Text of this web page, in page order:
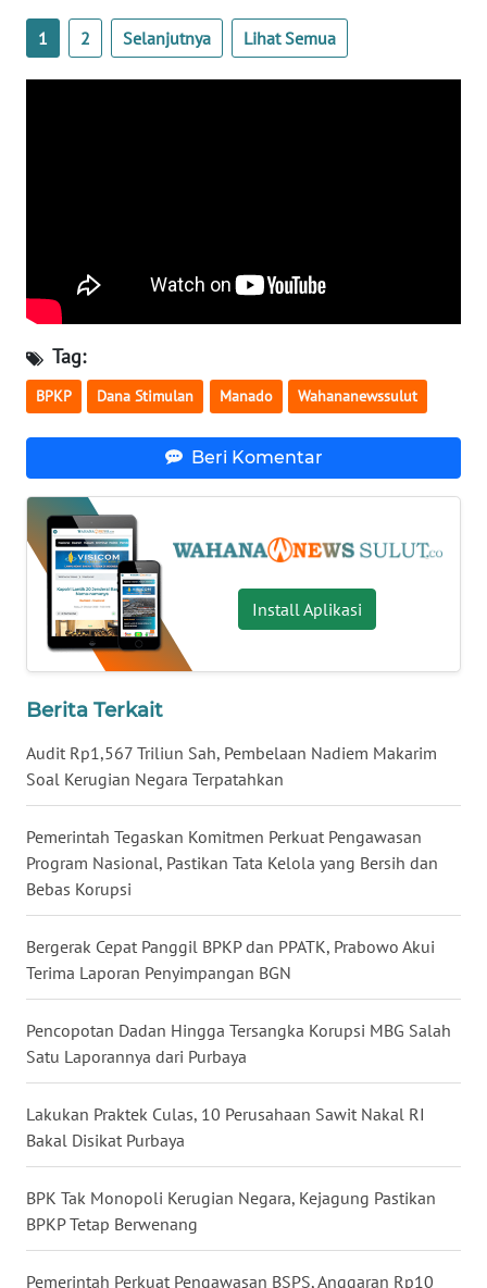
1 2 Selanjutnya Lihat Semua
Tag:
BPKP Dana Stimulan Manado Wahananewssulut
Beri Komentar
Install Aplikasi
Berita Terkait
Audit Rp1,567 Triliun Sah, Pembelaan Nadiem Makarim
Soal Kerugian Negara Terpatahkan
Pemerintah Tegaskan Komitmen Perkuat Pengawasan
Program Nasional, Pastikan Tata Kelola yang Bersih dan
Bebas Korupsi
Bergerak Cepat Panggil BPKP dan PPATK, Prabowo Akui
Terima Laporan Penyimpangan BGN
Pencopotan Dadan Hingga Tersangka Korupsi MBG Salah
Satu Laporannya dari Purbaya
Lakukan Praktek Culas, 10 Perusahaan Sawit Nakal RI
Bakal Disikat Purbaya
BPK Tak Monopoli Kerugian Negara, Kejagung Pastikan
BPKP Tetap Berwenang
Pemerintah Perkuat Pengawasan BSPS, Anggaran Rp10
WN
SUMBAR
LAMPUNG
WN
JATENG
JOGJA
WN
JATIM
WN
KALBAR
WN
KALTENG
WN
WN
SULSEL
WN
GORONTALO